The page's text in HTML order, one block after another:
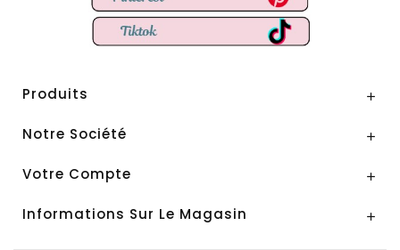
Produits 
Notre Société 
Votre Compte 
Informations Sur Le Magasin 